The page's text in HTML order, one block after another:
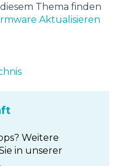
Thema finden
Aktualisieren
Weitere
in unserer
.